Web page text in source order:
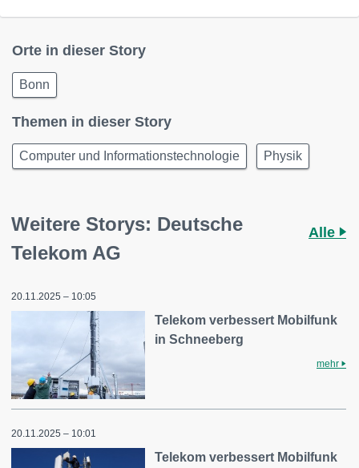
Orte in dieser Story
Bonn
Themen in dieser Story
Computer und Informationstechnologie Physik
Weitere Storys: Deutsche
Telekom AG
Alle
20.11.2025 – 10:05
Telekom verbessert Mobilfunk
in Schneeberg
mehr
20.11.2025 – 10:01
Telekom verbessert Mobilfunk